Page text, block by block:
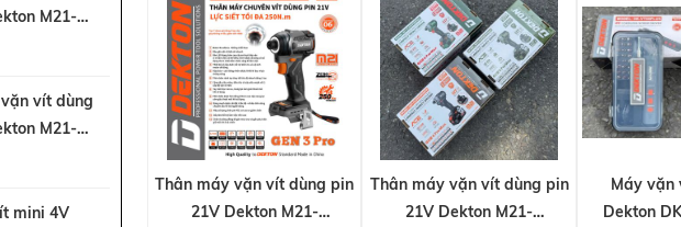
Thân máy vặn vít dùng pin
21V Dekton M21-
Thân máy vặn vít dùng pin
21V Dekton M21-
Máy vặn
Dekton
M21-
3)
vít dùng
M21-
(Gen 4)
mini 4V